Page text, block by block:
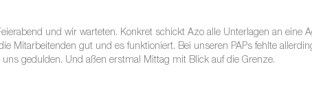
und wir warteten. Konkret schickt Azo alle Unterlagen an eine
Mitarbeitenden gut und es funktioniert. Bei unseren PAPs fehlte
gedulden. Und aßen erstmal Mittag mit Blick auf die Grenze.